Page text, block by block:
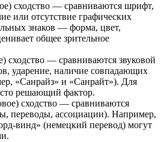
сходство — сравниваются шрифт,
или отсутствие графических
знаков — форма, цвет,
общее зрительное
сходство — сравниваются звуковой
ударение, наличие совпадающих
«Санрайз» и «Санрайт»). Для
решающий фактор.
сходство — сравниваются
переводы, ассоциации). Например,
винд» (немецкий перевод) могут